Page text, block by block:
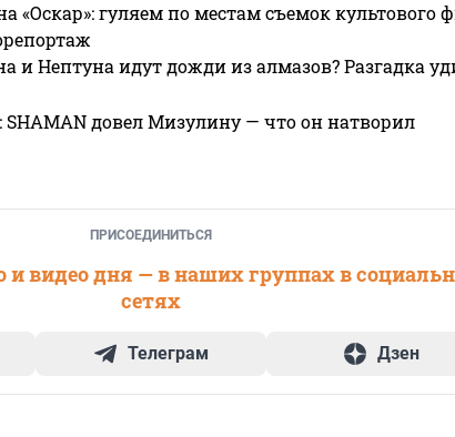
«Оскар»: гуляем по местам съемок культового
и Нептуна идут дожди из алмазов? Разгадка
SHAMAN довел Мизулину — что он натворил
ПРИСОЕДИНИТЬСЯ
и видео дня — в наших группах в
сетях
Телеграм Дзен